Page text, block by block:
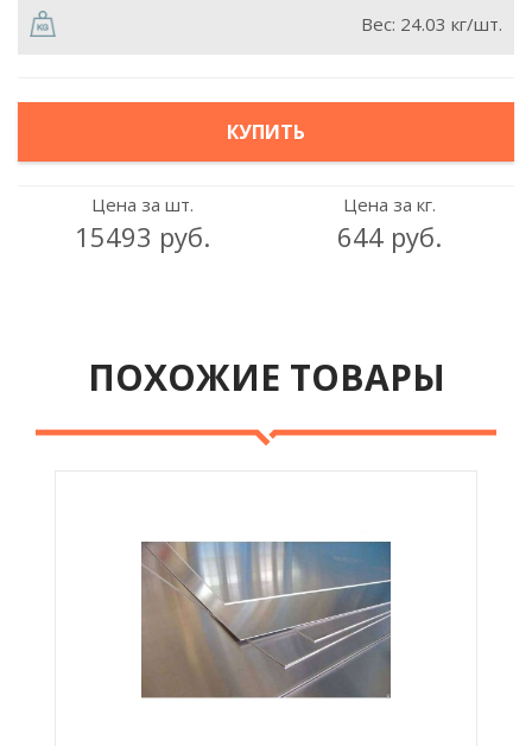
Вес: 24.03 кг/шт.
КУПИТЬ
Цена за шт.
15493 руб.
Цена за кг.
644 руб.
ПОХОЖИЕ ТОВАРЫ